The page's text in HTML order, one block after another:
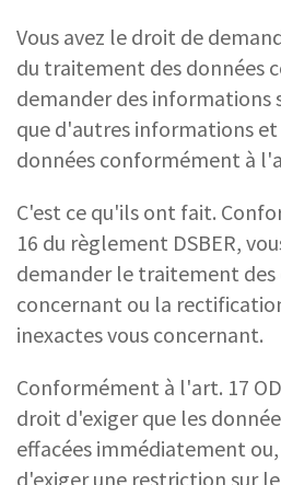
Vous avez le droit de
du traitement des données
demander des informations
que d'autres informations et
données conformément à
C'est ce qu'ils ont fait.
16 du règlement DSBER,
demander le traitement des
concernant ou la
inexactes vous concernant.
Conformément à l'art. 17
droit d'exiger que les
effacées immédiatement
d'exiger une restriction sur